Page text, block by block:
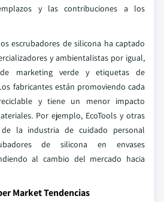
y las contribuciones a los
escrubadores de silicona ha captado
y ambientalistas por igual,
marketing verde y etiquetas de
fabricantes están promoviendo cada
y tiene un menor impacto
Por ejemplo, EcoTools y otras
de la industria de cuidado personal
de silicona en envases
al cambio del mercado hacia
Market Tendencias